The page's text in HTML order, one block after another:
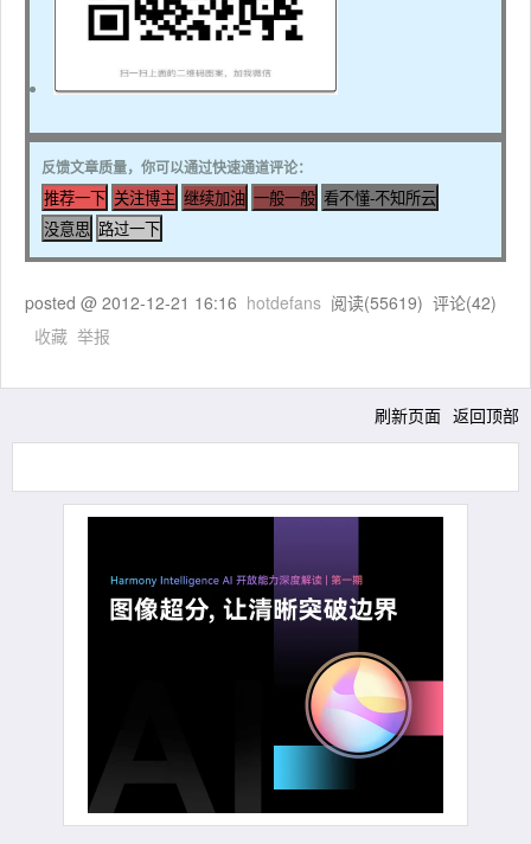
反馈文章质量，你可以通过快速通道评论：
posted @ 2012-12-21 16:16 hotdefans 阅读(55619) 评论(42)
收藏 举报
刷新页面 返回顶部